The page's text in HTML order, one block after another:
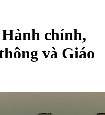
chính,
và Giáo